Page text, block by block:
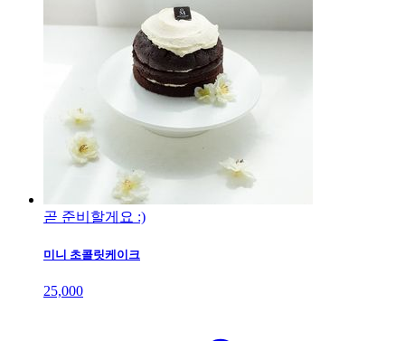
곧 준비할게요 :)
미니 초콜릿케이크
25,000